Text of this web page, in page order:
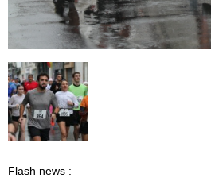
Flash news :